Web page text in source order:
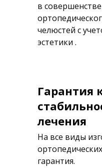
в
челюстей с
эстетики .
Гарантия
лечения
На все виды
гарантия.